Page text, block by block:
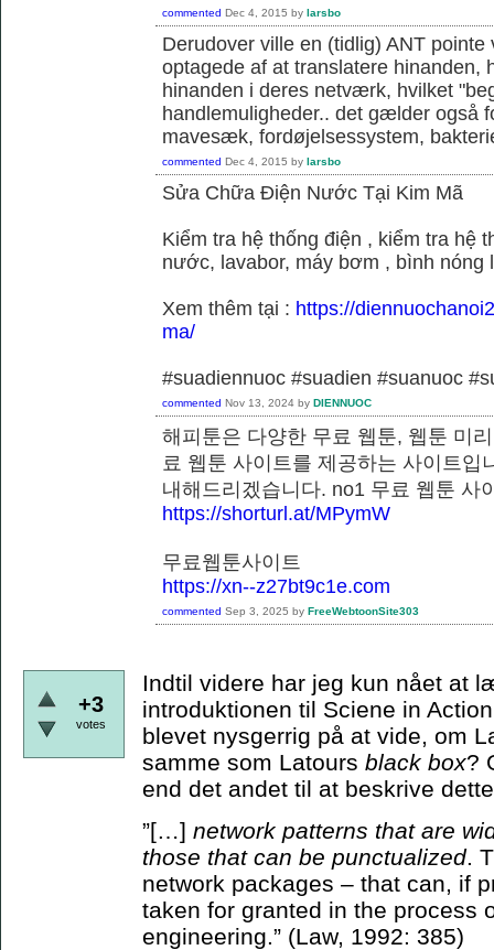
commented Dec 4, 2015 by larsbo
Derudover ville en (tidlig) ANT
optagede af at translatere hinanden,
hinanden i deres netværk, hvilket
handlemuligheder.. det gælder også
mavesæk, fordøjelsessystem,
commented Dec 4, 2015 by larsbo
Sửa Chữa Điện Nước Tại Kim Mã
Kiểm tra hệ thống điện , kiểm tra hệ
nước, lavabor, máy bơm , bình nóng
Xem thêm tại : https://
ma/
#suadiennuoc #suadien #suanuoc
commented Nov 13, 2024 by DIENNUOC
해피툰은 다양한 무료 웹툰, 웹툰 미
료 웹툰 사이트를 제공하는 사이트
내해드리겠습니다. no1 무료 웹
https://shorturl.at/MPymW
무료웹툰사이트
https://xn--z27bt9c1e.com
commented Sep 3, 2025 by FreeWebtoonSite303
+3
votes
Indtil videre har jeg kun nået at
introduktionen til Sciene in
blevet nysgerrig på at vide, om
samme som Latours black box?
end det andet til at beskrive
”[…] network patterns that are
those that can be punctualized.
network packages – that can, if
taken for granted in the process
engineering.” (Law, 1992: 385)